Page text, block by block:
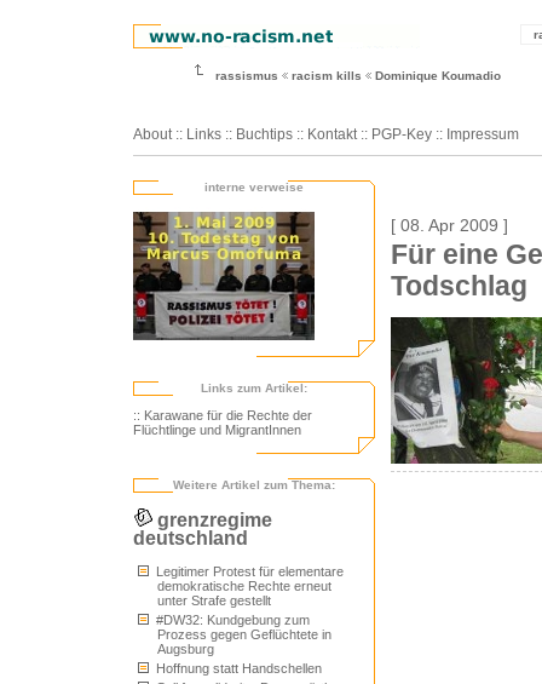
rassismus racism kills Dominique Koumadio
About :: Links :: Buchtips :: Kontakt :: PGP-Key :: Impressum
interne verweise
Links zum Artikel:
:: Karawane für die Rechte der
Flüchtlinge und MigrantInnen
Weitere Artikel zum Thema:
grenzregime
deutschland
Legitimer Protest für elementare
demokratische Rechte erneut
unter Strafe gestellt
#DW32: Kundgebung zum
Prozess gegen Geflüchtete in
Augsburg
Hoffnung statt Handschellen
[ 08. Apr 2009 ]
Für eine
Todschlag